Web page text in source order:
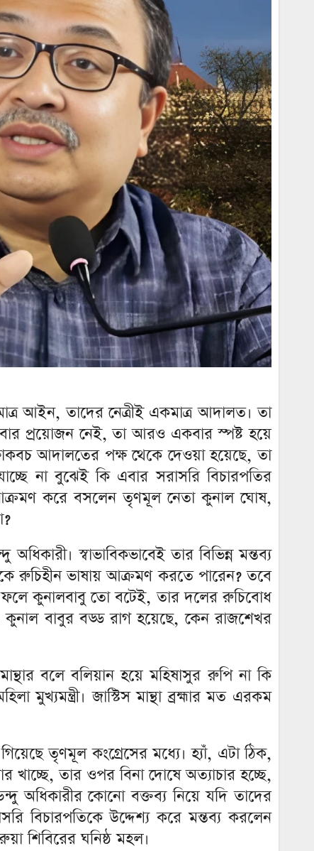
আইন, তাদের নেত্রীই একমাত্র আদালত। তা
প্রয়োজন নেই, তা আরও একবার স্পষ্ট হয়ে
আদালতের পক্ষ থেকে দেওয়া হয়েছে, তা
না বুঝেই কি এবার সরাসরি বিচারপতির
আক্রমণ করে বসলেন তৃণমূল নেতা কুনাল ঘোষ,
স্বাভাবিকভাবেই তার বিভিন্ন মন্তব্য
রুচিহীন ভাষায় আক্রমণ করতে পারেন? তবে
ফলে কুনালবাবু তো বটেই, তার দলের রুচিবোধ
বাবুর বড্ড রাগ হয়েছে, কেন রাজশেখর
বলে বলিয়ান হয়ে মহিষাসুর রুপি না কি
জাস্টিস মান্থা ব্রহ্মার মত এরকম
তৃণমূল কংগ্রেসের মধ্যে। হ্যাঁ, এটা ঠিক,
খাচ্ছে, তার ওপর বিনা দোষে অত্যাচার হচ্ছে,
অধিকারীর কোনো বক্তব্য নিয়ে যদি তাদের
বিচারপতিকে উদ্দেশ্য করে মন্তব্য করলেন
শিবিরের ঘনিষ্ঠ মহল।